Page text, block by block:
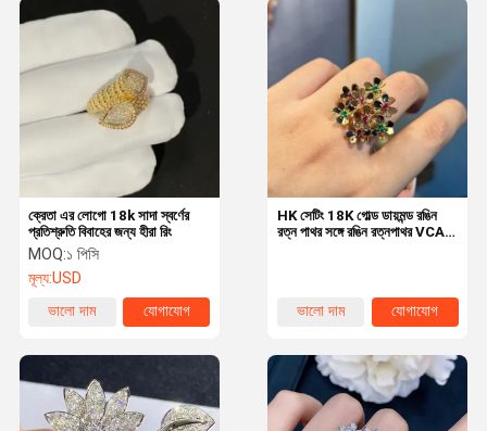
ক্রেতা এর লোগো 18k সাদা স্বর্ণের
প্রতিশ্রুতি বিবাহের জন্য হীরা রিং
MOQ:১ পিসি
মূল্য:USD
ভালো দাম
যোগাযোগ
HK সেটিং 18K গোল্ড ডায়মন্ড রঙিন
রত্ন পাথর সঙ্গে রঙিন রত্নপাথর VCA
ভালো দাম যোগাযোগ